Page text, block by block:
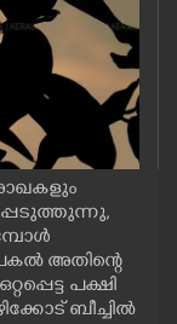
അതിന്റെ
പക്ഷി
ബീച്ചിൽ